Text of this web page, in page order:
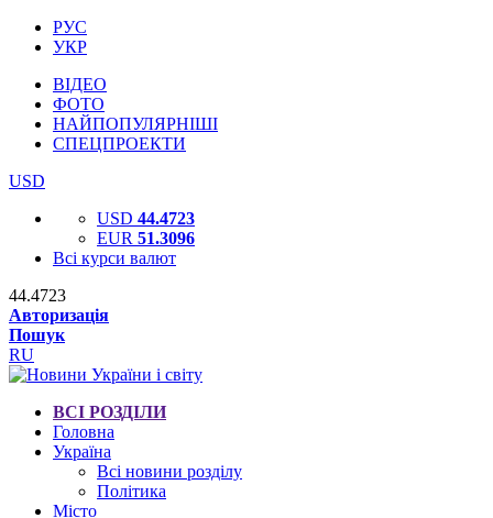
РУС
УКР
ВІДЕО
ФОТО
НАЙПОПУЛЯРНІШІ
СПЕЦПРОЕКТИ
USD
USD 44.4723
EUR 51.3096
Всі курси валют
44.4723
Авторизація
Пошук
RU
ВСІ РОЗДІЛИ
Головна
Україна
Всі новини розділу
Політика
Місто